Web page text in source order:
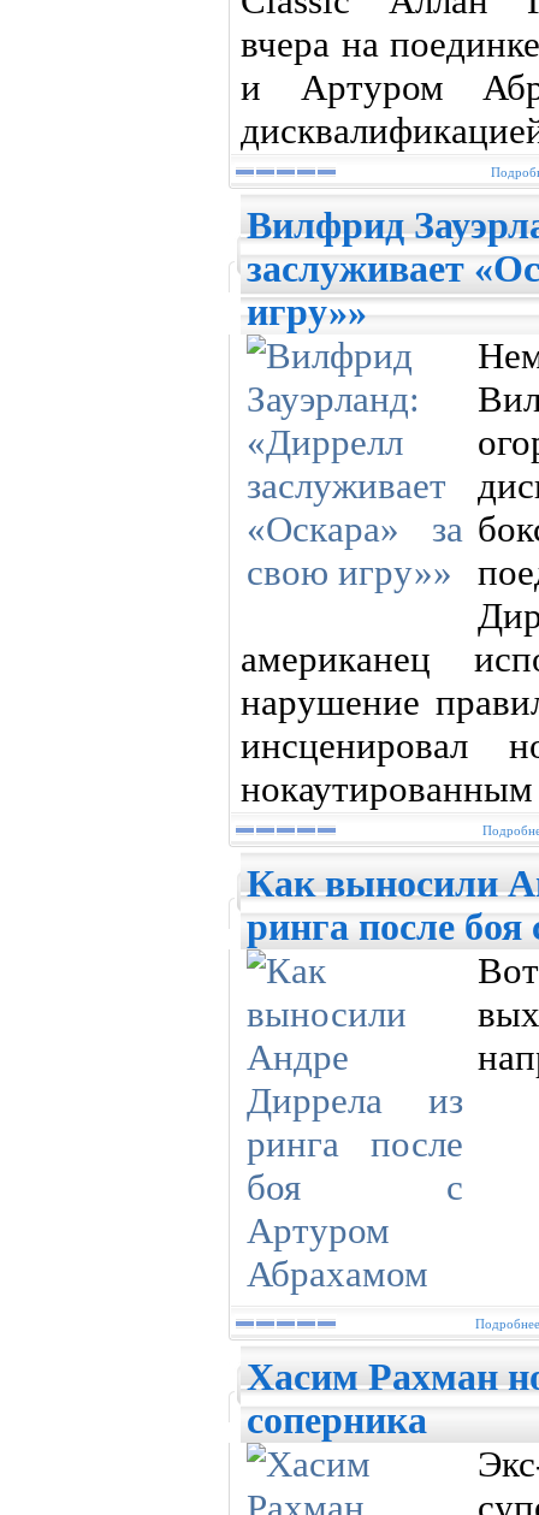
вчера на
и Артуром
Вилфрид
заслуживает
игру»»
американец
нарушение
инсценировал
Как выносили
ринга после
Хасим Рахман
соперника